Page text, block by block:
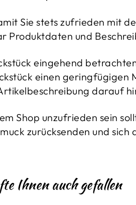
Sie stets zufrieden mit
Produktdaten und
eingehend
einen geringfügigen
darauf
Shop unzufrieden sein
zurücksenden und
Ihnen auch gefallen